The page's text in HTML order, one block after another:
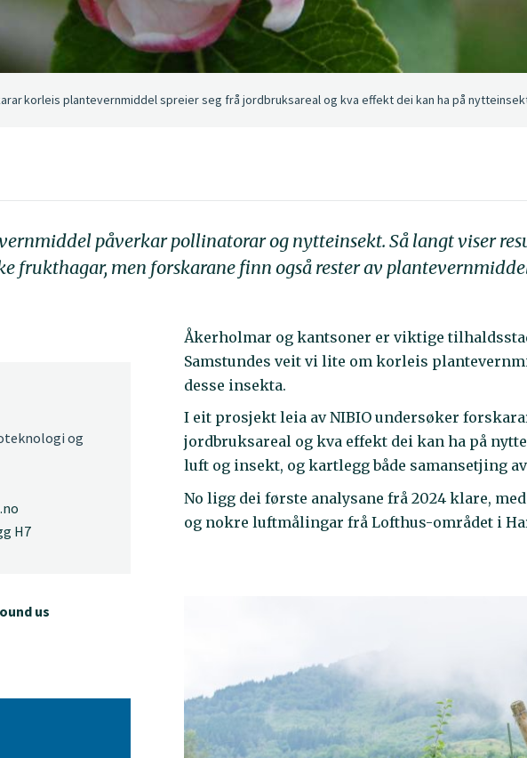
korleis plantevernmiddel spreier seg frå jordbruksareal og kva effekt dei kan ha på
påverkar pollinatorar og nytteinsekt. Så langt viser
frukthagar, men forskarane finn også rester av
Åkerholmar og kantsoner er viktige
Samstundes veit vi lite om korleis
desse insekta.
I eit prosjekt leia av NIBIO undersøker
jordbruksareal og kva effekt dei kan ha på
luft og insekt, og kartlegg både samansetjing
No ligg dei første analysane frå 2024 klare,
og nokre luftmålingar frå Lofthus-området i
og
H7
us